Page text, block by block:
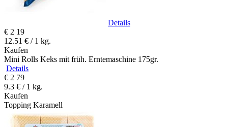
Details
€ 2 19
12.51 € / 1 kg.
Kaufen
Mini Rolls Keks mit früh. Erntemaschine 175gr.
Details
€ 2 79
9.3 € / 1 kg.
Kaufen
Topping Karamell